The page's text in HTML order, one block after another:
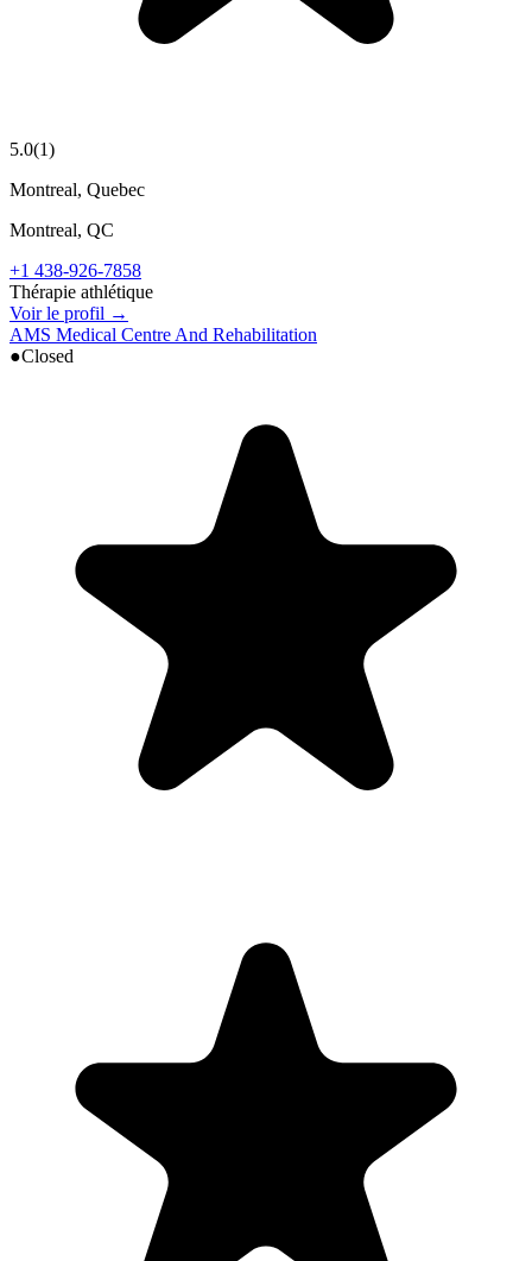
5.0(1)
Montreal, Quebec
Montreal, QC
+1 438-926-7858
Thérapie athlétique
Voir le profil →
AMS Medical Centre And Rehabilitation
●Closed